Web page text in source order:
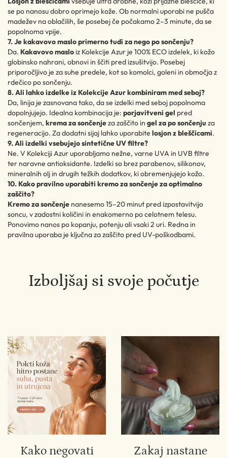
se po nanosu dobro oprimejo kože. Ob normalni uporabi ne pušča
madežev na oblačilih, še posebej če počakamo 2–3 minute, da se
popolnoma vpije.
7. Je kakavovo maslo primerno tudi za nego po sončenju?
Da. Kakavovo masloiz Kolekcije Azur je 100% ECO izdelek, ki kožo
globinsko nahrani, obnovi in ščiti pred izsušitvijo. Posebej
priporočljivo je za suhe predele, kot so komolci, goleni in območja z
rdečico po sončenju.
8. Ali lahko izdelke iz Kolekcije Azur kombiniram med seboj?
Da, linija je zasnovana tako, da se izdelki med seboj popolnoma
dopolnjujejo. Idealna kombinacija je: porjavitveni gel pred
sončenjem, krema za sončenjeza zaščito in gel za po sončenju za
regeneracijo. Za dodatni sijaj lahko uporabite losjon z bleščicami.
9. Ali izdelki vsebujejo sintetične UV filtre?
Ne. V Kolekciji Azur uporabljamo nežne, varne UVA in UVB filtre
ter naravne antioksidante. Izdelki so brez parabenov, silikonov,
mineralnih olj in drugih težkih dodatkov, ki obremenjujejo kožo.
10. Kako pravilno uporabiti kremo za sončenje za optimalno
zaščito?
Kremo za sončenje nanesemo 15–20 minut pred izpostavitvijo
soncu, v zadostni količini in enakomerno po celotnem telesu.
Ponovimo nanos po kopanju, potenju ali vsaki 2 uri. Redna in
pravilna uporaba je ključna za zaščito pred UV-poškodbami.
Izboljšaj si svoje počutje
Kako negovati
Zakaj nastane